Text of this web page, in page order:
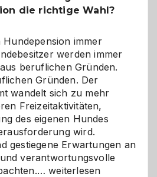
die richtige Wahl?
Hundepension immer
werden immer
beruflichen Gründen.
Gründen. Der
wandelt sich zu mehr
Freizeitaktivitäten,
des eigenen Hundes
wird.
gestiegene Erwartungen an
verantwortungsvolle
Betreuung
weiterlesen